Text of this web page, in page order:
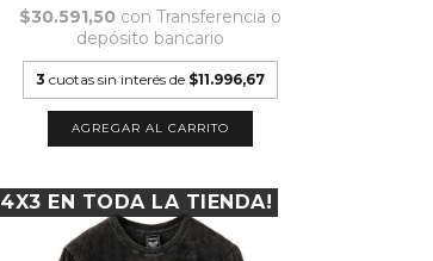
$30.591,50 con Transferencia o
depósito bancario
3 cuotas sin interés de $11.996,67
AGREGAR AL CARRITO
4X3 EN TODA LA TIENDA!